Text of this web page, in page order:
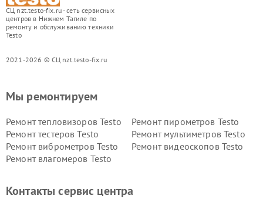
СЦ nzt.testo-fix.ru - сеть сервисных
центров в Нижнем Тагиле по
ремонту и обслуживанию техники
Testo
2021-2026 © СЦ nzt.testo-fix.ru
Мы ремонтируем
Ремонт тепловизоров Testo
Ремонт пирометров Testo
Ремонт тестеров Testo
Ремонт мультиметров Testo
Ремонт виброметров Testo
Ремонт видеоскопов Testo
Ремонт влагомеров Testo
Контакты сервис центра